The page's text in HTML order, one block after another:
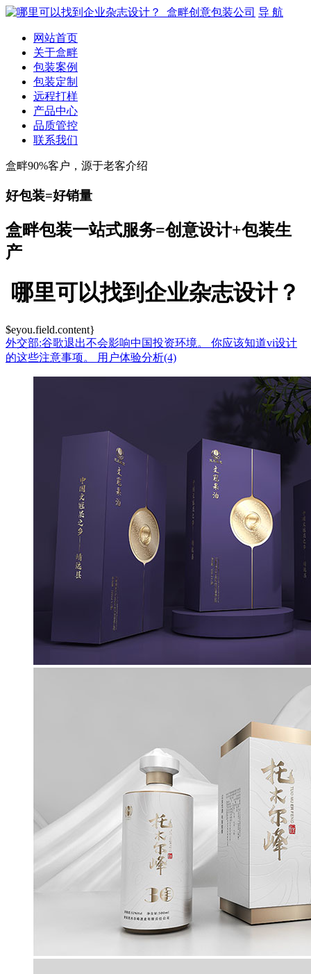
导 航
网站首页
关于盒畔
包装案例
包装定制
远程打样
产品中心
品质管控
联系我们
盒畔90%客户，源于老客介绍
好包装=好销量
盒畔包装一站式服务=创意设计+包装生
产
哪里可以找到企业杂志设计？
$eyou.field.content}
外交部:谷歌退出不会影响中国投资环境。 你应该知道vi设计
的这些注意事项。
用户体验分析(4)